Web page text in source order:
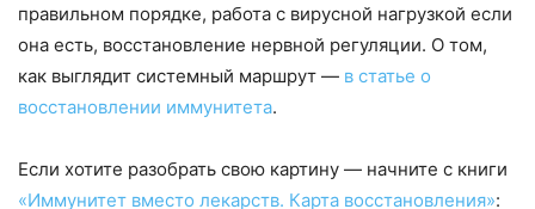
правильном порядке, работа с вирусной нагрузкой если
она есть, восстановление нервной регуляции. О том,
как выглядит системный маршрут — в статье о
восстановлении иммунитета.
Если хотите разобрать свою картину — начните с книги
«Иммунитет вместо лекарств. Карта восстановления»: